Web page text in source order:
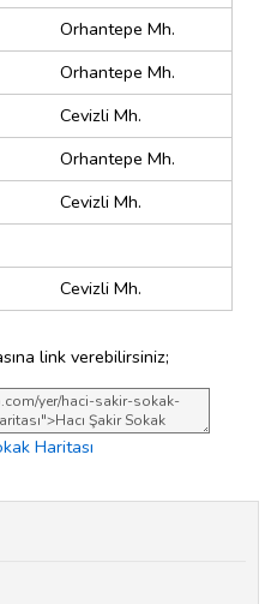
Orhantepe Mh.
Orhantepe Mh.
Cevizli Mh.
Orhantepe Mh.
Cevizli Mh.
Cevizli Mh.
link verebilirsiniz;
Haritası